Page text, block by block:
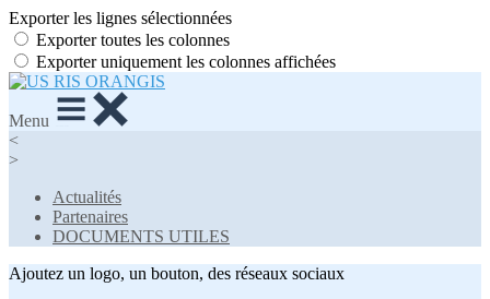
Exporter les lignes sélectionnées
Exporter toutes les colonnes
Exporter uniquement les colonnes affichées
Menu
<
>
Actualités
Partenaires
DOCUMENTS UTILES
Ajoutez un logo, un bouton, des réseaux sociaux